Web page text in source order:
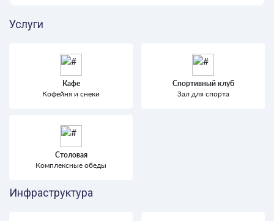
Услуги
Кафе
Кофейня и снеки
Спортивный клуб
Зал для спорта
Столовая
Комплексные обеды
Инфраструктура